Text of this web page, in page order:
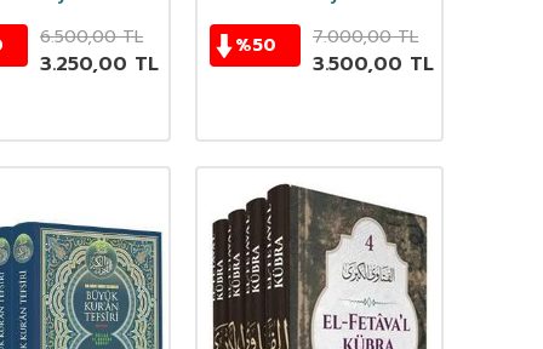
6.500,00TL
3.250,00 TL
%50 7.000,00TL
3.500,00 TL